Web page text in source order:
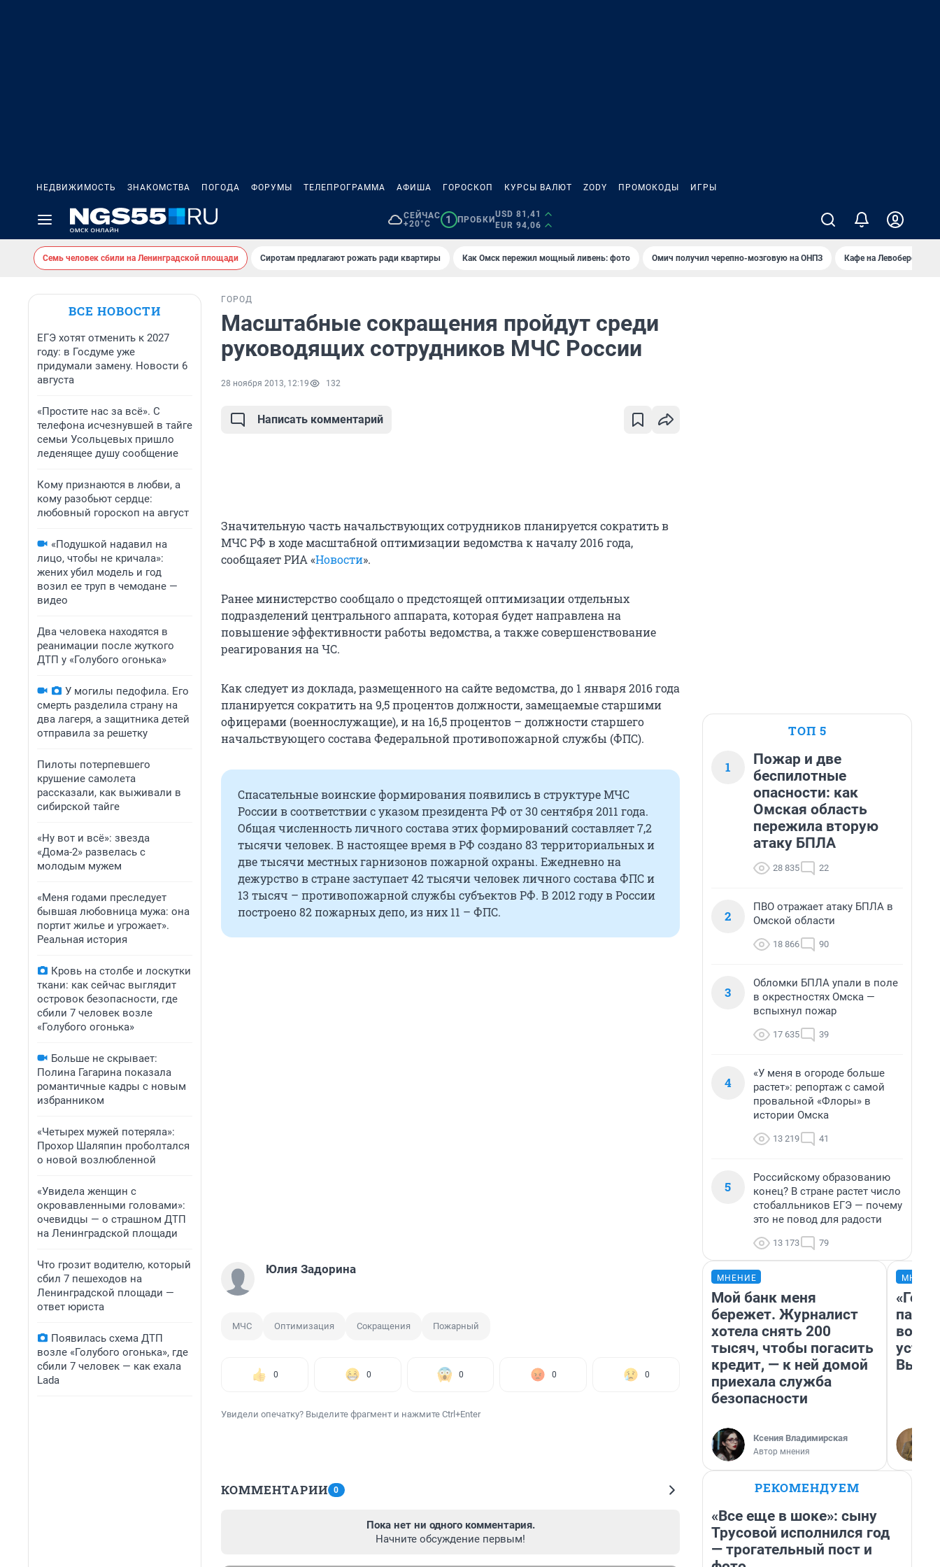
НЕДВИЖИМОСТЬ ЗНАКОМСТВА ПОГОДА ФОРУМЫ ТЕЛЕПРОГРАММА АФИША ГОРОСКОП КУРСЫ ВАЛЮТ ZODY ПРОМОКОДЫ ИГРЫ
СЕЙЧАС
+20°C
1 ПРОБКИ
USD 81,41
EUR 94,06
Семь человек сбили на Ленинградской площади Сиротам предлагают рожать ради квартиры Как Омск пережил мощный ливень: фото Омич получил черепно-мозговую на ОНПЗ Кафе на Левобережье
ВСЕ НОВОСТИ
ЕГЭ хотят отменить к 2027
году: в Госдуме уже
придумали замену. Новости 6
августа
«Простите нас за всё». С
телефона исчезнувшей в тайге
семьи Усольцевых пришло
леденящее душу сообщение
Кому признаются в любви, а
кому разобьют сердце:
любовный гороскоп на август
«Подушкой надавил на
лицо, чтобы не кричала»:
жених убил модель и год
возил ее труп в чемодане —
видео
Два человека находятся в
реанимации после жуткого
ДТП у «Голубого огонька»
У могилы педофила. Его
смерть разделила страну на
два лагеря, а защитника детей
отправила за решетку
Пилоты потерпевшего
крушение самолета
рассказали, как выживали в
сибирской тайге
«Ну вот и всё»: звезда
«Дома-2» развелась с
молодым мужем
«Меня годами преследует
бывшая любовница мужа: она
портит жилье и угрожает».
Реальная история
Кровь на столбе и лоскутки
ткани: как сейчас выглядит
островок безопасности, где
сбили 7 человек возле
«Голубого огонька»
Больше не скрывает:
Полина Гагарина показала
романтичные кадры с новым
избранником
«Четырех мужей потеряла»:
Прохор Шаляпин проболтался
о новой возлюбленной
«Увидела женщин с
окровавленными головами»:
очевидцы — о страшном ДТП
на Ленинградской площади
Что грозит водителю, который
сбил 7 пешеходов на
Ленинградской площади —
ответ юриста
Появилась схема ДТП
возле «Голубого огонька», где
сбили 7 человек — как ехала
Lada
ГОРОД
Масштабные сокращения пройдут среди
руководящих сотрудников МЧС России
28 ноября 2013, 12:19 132
Написать комментарий
Значительную часть начальствующих сотрудников планируется сократить в
МЧС РФ в ходе масштабной оптимизации ведомства к началу 2016 года,
сообщаяет РИА «Новости».
Ранее министерство сообщало о предстоящей оптимизации отдельных
подразделений центрального аппарата, которая будет направлена на
повышение эффективности работы ведомства, а также совершенствование
реагирования на ЧС.
Как следует из доклада, размещенного на сайте ведомства, до 1 января 2016 года
планируется сократить на 9,5 процентов должности, замещаемые старшими
офицерами (военнослужащие), и на 16,5 процентов – должности старшего
начальствующего состава Федеральной противопожарной службы (ФПС).
Спасательные воинские формирования появились в структуре МЧС
России в соответствии с указом президента РФ от 30 сентября 2011 года.
Общая численность личного состава этих формирований составляет 7,2
тысячи человек. В настоящее время в РФ создано 83 территориальных и
две тысячи местных гарнизонов пожарной охраны. Ежедневно на
дежурство в стране заступает 42 тысячи человек личного состава ФПС и
13 тысяч – противопожарной службы субъектов РФ. В 2012 году в России
построено 82 пожарных депо, из них 11 – ФПС.
Юлия Задорина
МЧС Оптимизация Сокращения Пожарный
0 0 0 0 0
Увидели опечатку? Выделите фрагмент и нажмите Ctrl+Enter
КОММЕНТАРИИ 0
Пока нет ни одного комментария.
Начните обсуждение первым!
ТОП 5
1
Пожар и две
беспилотные
опасности: как
Омская область
пережила вторую
атаку БПЛА
28 835 22
2
ПВО отражает атаку БПЛА в
Омской области
18 866 90
3
Обломки БПЛА упали в поле
в окрестностях Омска —
вспыхнул пожар
17 635 39
4
«У меня в огороде больше
растет»: репортаж с самой
провальной «Флоры» в
истории Омска
13 219 41
5
Российскому образованию
конец? В стране растет число
стобалльников ЕГЭ — почему
это не повод для радости
13 173 79
МНЕНИЕ
Мой банк меня
бережет. Журналист
хотела снять 200
тысяч, чтобы погасить
кредит, — к ней домой
приехала служба
безопасности
Ксения Владимирская
Автор мнения
РЕКОМЕНДУЕМ
«Все еще в шоке»: сыну
Трусовой исполнился год
— трогательный пост и